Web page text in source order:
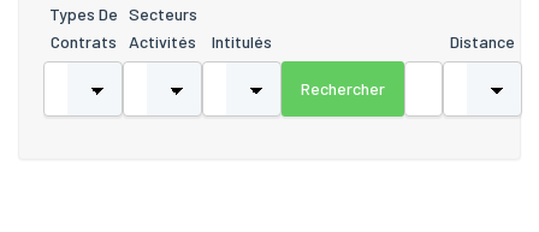
Distance
Types De
Contrats
Secteurs
Activités
Intitulés